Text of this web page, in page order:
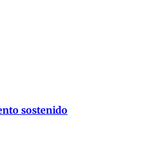
sostenido